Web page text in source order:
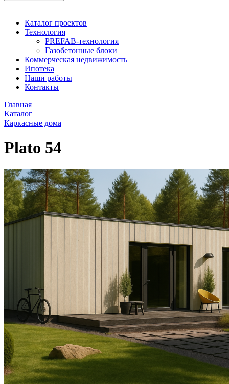
Каталог проектов
Технология
PREFAB-технология
Газобетонные блоки
Коммерческая недвижимость
Ипотека
Наши работы
Контакты
Главная
Каталог
Каркасные дома
Plato 54